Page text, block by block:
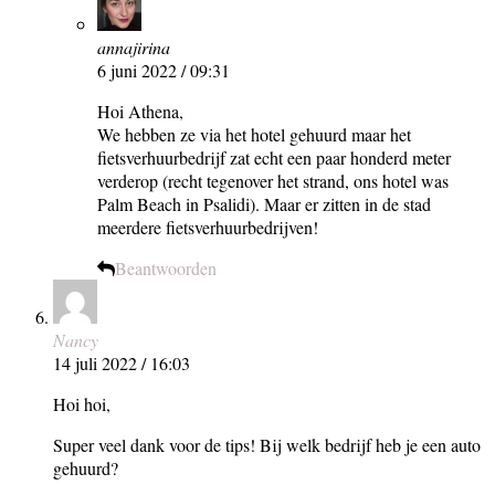
annajirina
6 juni 2022 / 09:31
Hoi Athena,
We hebben ze via het hotel gehuurd maar het
fietsverhuurbedrijf zat echt een paar honderd meter
verderop (recht tegenover het strand, ons hotel was
Palm Beach in Psalidi). Maar er zitten in de stad
meerdere fietsverhuurbedrijven!
Beantwoorden
Nancy
14 juli 2022 / 16:03
Hoi hoi,
Super veel dank voor de tips! Bij welk bedrijf heb je een auto
gehuurd?